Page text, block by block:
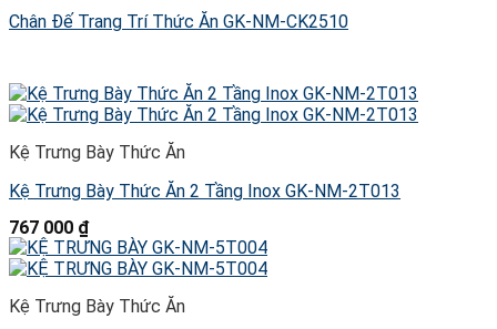
Chân Đế Trang Trí Thức Ăn GK-NM-CK2510
Kệ Trưng Bày Thức Ăn
Kệ Trưng Bày Thức Ăn 2 Tầng Inox GK-NM-2T013
767 000 ₫
Kệ Trưng Bày Thức Ăn